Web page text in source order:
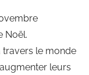
Noël.
travers le monde
leurs